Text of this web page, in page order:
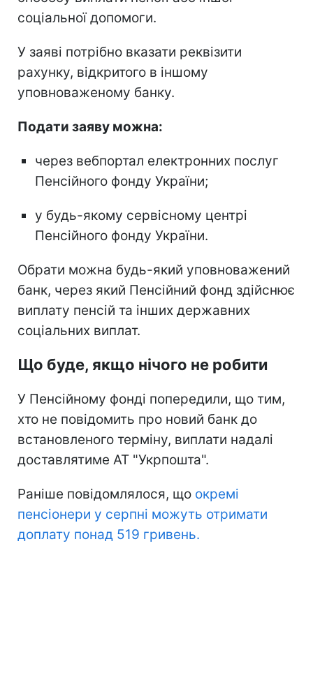
соціальної допомоги.
У заяві потрібно вказати реквізити
рахунку, відкритого в іншому
уповноваженому банку.
Подати заяву можна:
через вебпортал електронних послуг
Пенсійного фонду України;
у будь-якому сервісному центрі
Пенсійного фонду України.
Обрати можна будь-який уповноважений
банк, через який Пенсійний фонд здійснює
виплату пенсій та інших державних
соціальних виплат.
Що буде, якщо нічого не робити
У Пенсійному фонді попередили, що тим,
хто не повідомить про новий банк до
встановленого терміну, виплати надалі
доставлятиме АТ "Укрпошта".
Раніше повідомлялося, що окремі
пенсіонери у серпні можуть отримати
доплату понад 519 гривень.